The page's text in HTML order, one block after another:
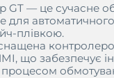
GT — це сучасне
для
плівкою.
що забезпечує
процесом